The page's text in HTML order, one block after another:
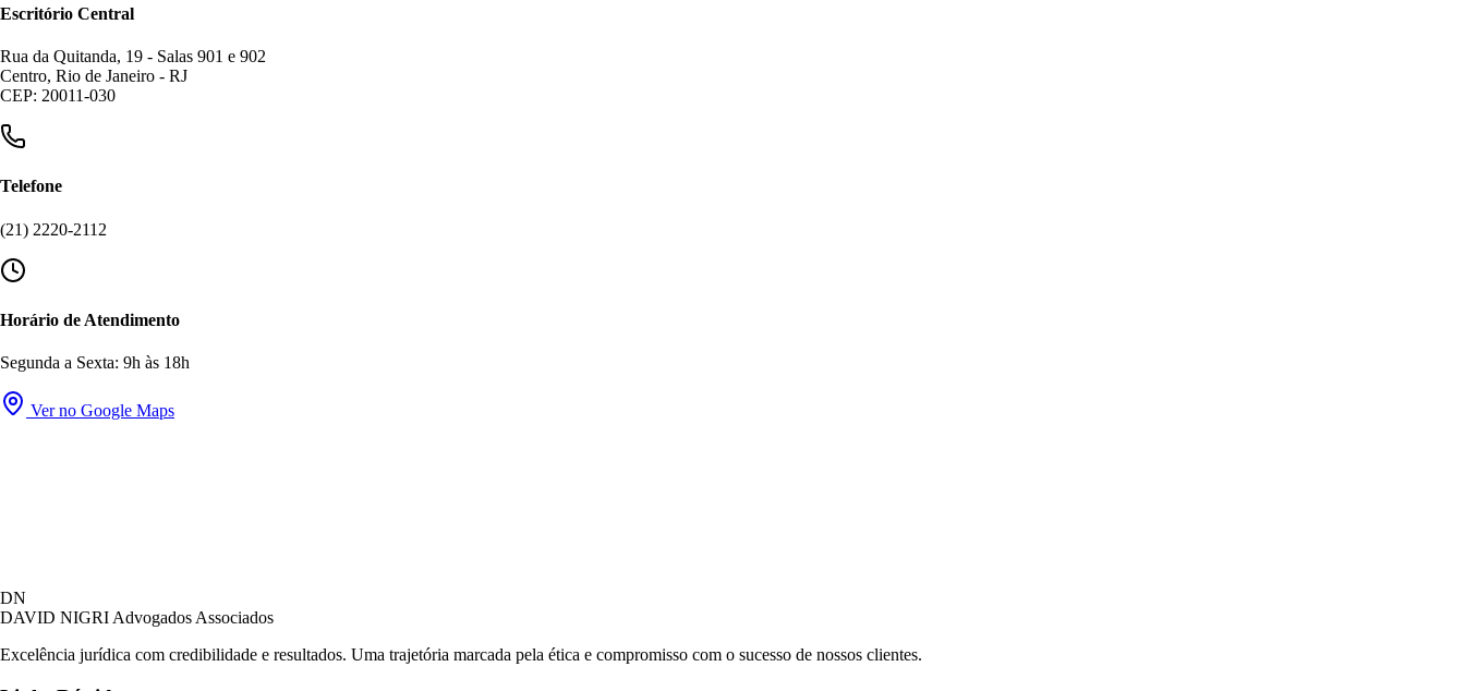
Escritório Central
Rua da Quitanda, 19 - Salas 901 e 902
Centro, Rio de Janeiro - RJ
CEP: 20011-030
Telefone
(21) 2220-2112
Horário de Atendimento
Segunda a Sexta: 9h às 18h
Ver no Google Maps
DN
DAVID NIGRI Advogados Associados
Excelência jurídica com credibilidade e resultados. Uma trajetória marcada pela ética e compromisso com o sucesso de nossos clientes.